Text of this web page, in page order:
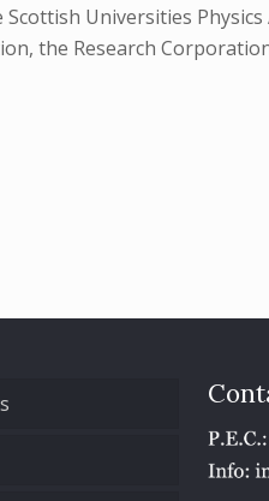
Universities
the Research